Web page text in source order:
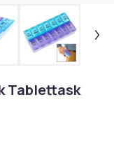
Tablettask